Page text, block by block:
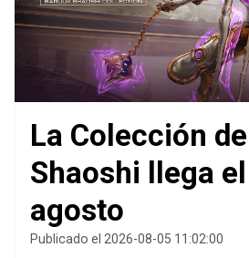
La Colección
Shaoshi llega
agosto
Publicado el 2026-08-05 11:02:00